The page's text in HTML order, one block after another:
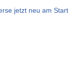
jetzt neu am Start